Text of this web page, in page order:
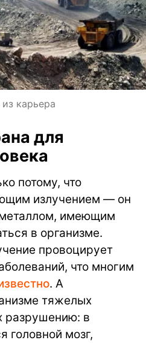
карьера
для
потому, что
излучением — он
имеющим
в организме.
провоцирует
что многим
. А
тяжелых
разрушению: в
головной мозг,